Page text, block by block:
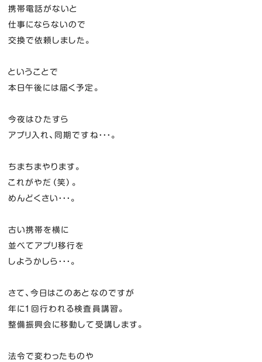
携帯電話がないと
仕事にならないので
交換で依頼しました。
ということで
本日午後には届く予定。
今夜はひたすら
アプリ入れ、同期ですね・・・。
ちまちまやります。
これがやだ（笑）。
めんどくさい・・・。
古い携帯を横に
並べてアプリ移行を
しようかしら・・・。
さて、今日はこのあとなのですが
年に１回行われる検査員講習。
整備振興会に移動して受講します。
法令で変わったものや